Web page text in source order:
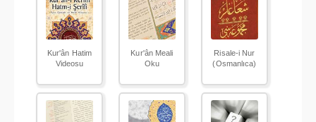
Kur'ân Hatim
Videosu
Kur'ân Meali
Oku
Risale-i Nur
(Osmanlıca)